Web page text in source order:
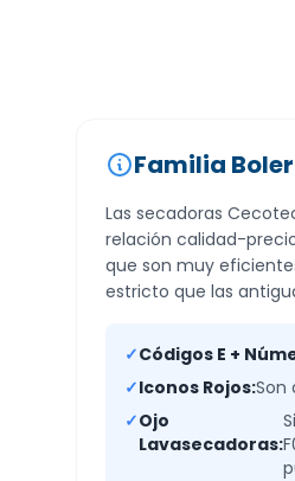
Familia
Las secadoras
relación calidad-
que son muy
estricto que las
✓Códigos E +
✓Iconos Rojos:Son
✓Ojo
Lavasecadoras: